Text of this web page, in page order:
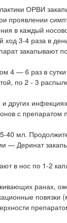
ОРВИ
проявлении
в каждый
3-4 раза в
закапывают
4 — 6 раз в
по 2 - 3
других
с препаратом
мл.
— Деринат
в нос по 1-2
ранах,